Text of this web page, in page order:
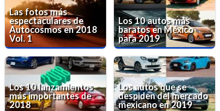
Las fotos más
espectaculares de
Autocosmos en 2018
Vol. 1
Los 10 autos más
baratos en México
para 2019
Los 10 lanzamientos
más importantes de
2018
Los autos que se
despiden del mercado
mexicano en 2019